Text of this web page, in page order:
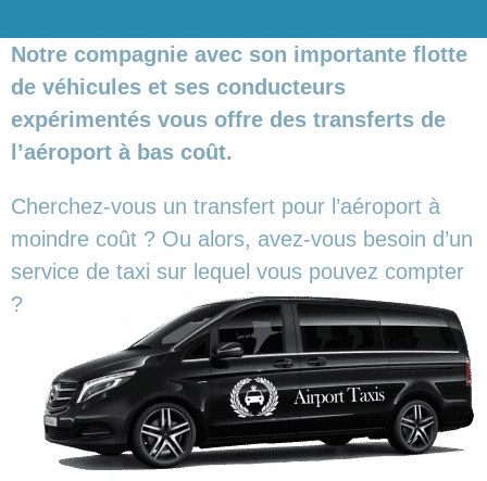
Notre compagnie avec son importante flotte
de véhicules et ses conducteurs
expérimentés vous offre des transferts de
l’aéroport à bas coût.
Cherchez-vous un transfert pour l’aéroport à
moindre coût ? Ou alors, avez-vous besoin d’un
service de taxi sur lequel vous pouvez compter
?